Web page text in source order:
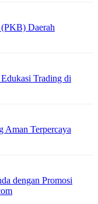
Daerah
Trading di
Aman Terpercaya
dengan Promosi